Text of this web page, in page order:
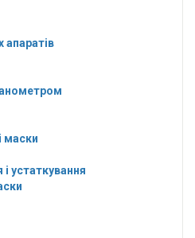
апаратів
маски
устаткування